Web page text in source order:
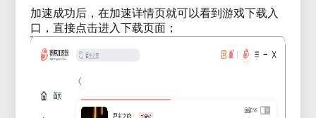
加速成功后，在加速详情页就可以看到游戏下载入
口，直接点击进入下载页面；